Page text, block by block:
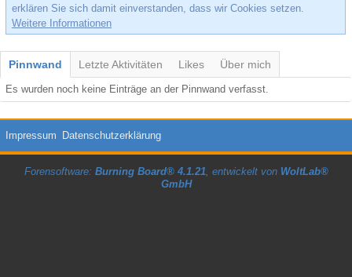
erklären Sie sich damit einverstanden, dass wir Cookies setzen.
Weitere Informationen
Pinnwand Letzte Aktivitäten Likes Über mich
Es wurden noch keine Einträge an der Pinnwand verfasst.
Impressum Datenschutzerklärung
Forensoftware: Burning Board® 4.1.21, entwickelt von WoltLab®
GmbH